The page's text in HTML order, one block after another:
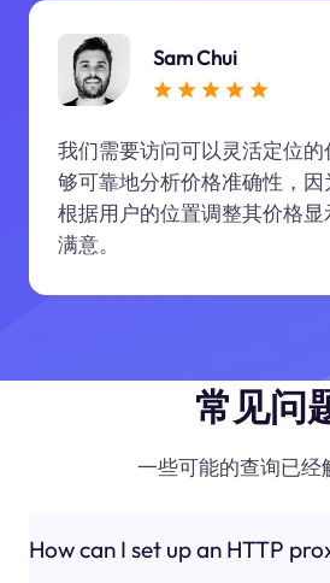
Sam Chui
我们需要访问可以灵活定位的
够可靠地分析价格准确性，
根据用户的位置调整其价格显
满意。
常见问
一些可能的查询已经
How can I set up an HTTP